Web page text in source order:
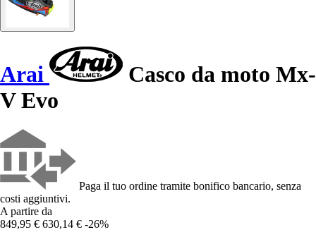
Arai
Casco da moto Mx-
V Evo
Paga il tuo ordine tramite bonifico bancario, senza
costi aggiuntivi.
A partire da
849,95 € 630,14 € -26%